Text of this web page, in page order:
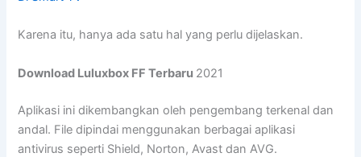
Karena itu, hanya ada satu hal yang perlu dijelaskan.
Download Luluxbox FF Terbaru 2021
Aplikasi ini dikembangkan oleh pengembang terkenal dan
andal. File dipindai menggunakan berbagai aplikasi
antivirus seperti Shield, Norton, Avast dan AVG.